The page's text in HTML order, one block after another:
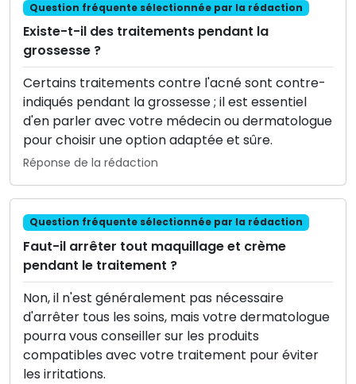
Question fréquente sélectionnée par la rédaction
Existe-t-il des traitements pendant la
grossesse ?
Certains traitements contre l'acné sont contre-
indiqués pendant la grossesse ; il est essentiel
d'en parler avec votre médecin ou dermatologue
pour choisir une option adaptée et sûre.
Réponse de la rédaction
Question fréquente sélectionnée par la rédaction
Faut-il arrêter tout maquillage et crème
pendant le traitement ?
Non, il n'est généralement pas nécessaire
d'arrêter tous les soins, mais votre dermatologue
pourra vous conseiller sur les produits
compatibles avec votre traitement pour éviter
les irritations.